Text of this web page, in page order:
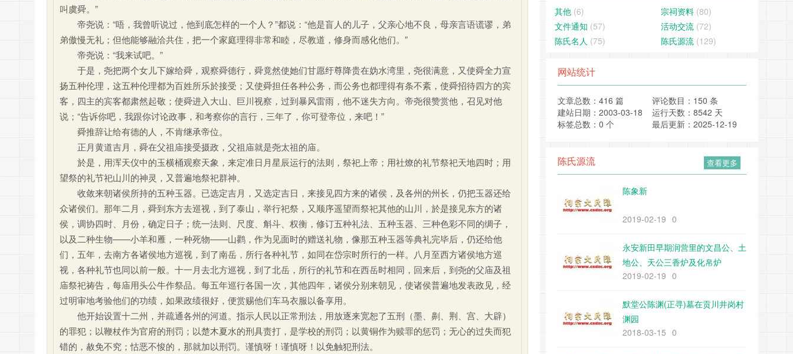
叫虞舜。”
帝尧说：“唔，我曾听说过，他到底怎样的一个人？”都说：“他是盲人的儿子，父亲心地不良，母亲言语谎谬，弟
弟傲慢无礼；但他能够融洽共住，把一个家庭理得非常和睦，尽教道，修身而感化他们。”
帝尧说：“我来试吧。”
于是，尧把两个女儿下嫁给舜，观察舜德行，舜竟然使她们甘愿纡尊降贵在妫水湾里，尧很满意，又使舜全力宣
扬五种伦理，这五种伦理都为百姓所乐於接受；又使舜担任各种公务，而公务也都理得有条不紊，使舜招待四方的宾
客，四主的宾客都肃然起敬；使舜进入大山、巨川视察，过到暴风雷雨，他不迷失方向。帝尧很赞赏他，召见对他
说；“告诉你吧，我跟你讨论政事，和考察你的言行，三年了，你可登帝位，来吧！”
舜推辞让给有德的人，不肯继承帝位。
正月黄道吉月，舜在父祖庙接受摄政，父祖庙就是尧太祖的庙。
於是，用浑天仪中的玉横桶观察天象，来定准日月星辰运行的法则，祭祀上帝；用社燎的礼节祭祀天地四时；用
望祭的礼节祀山川的神灵，又普遍地祭祀群神。
收敛来朝诸侯所持的五种玉器。已选定吉月，又选定吉日，来接见四方来的诸侯，及各州的州长，仍把玉器还给
众诸侯们。那年二月，舜到东方去巡视，到了泰山，举行祀祭，又顺序遥望而祭祀其他的山川，於是接见东方的诸
侯，调协四时、月份，确定日子；统一法则、尺度、斛斗、权衡，修订五种礼法、五种玉器、三种色彩不同的绸子，
以及二种生物——小羊和雁，一种死物——山鹳，作为见面时的赠送礼物，像那五种玉器等典礼完毕后，仍还给他
们，五年，去南方各诸侯地方巡视，到了南岳，所行各种礼节，如同在岱宗时所行的一样。八月至西方诸侯地方巡
视，各种礼节也同以前一般。十一月去北方巡视，到了北岳，所行的礼节和在西岳时相同，回来后，到尧的父庙及祖
庙祭祀祷告，每庙用头公牛作祭品。每五年巡行各国一次，其他四年，诸侯分别来朝见，使诸侯普遍地发表政见，经
过明审地考验他们的功绩，如果政绩很好，便赏赐他们车马衣服以备享用。
他开始设置十二州，并疏通各州的河道。指示人民以正常刑法，用放逐来宽恕了五刑（墨、劓、荆、宫、大辟）
的罪犯；以鞭杖作为官府的刑罚；以楚木夏水的刑具责打，是学校的刑罚；以黄铜作为赎罪的惩罚；无心的过失而犯
错的，赦免不究；怙恶不悛的，那就加以刑罚。谨慎呀！谨慎呀！以免触犯刑法。
其他 (6) 宗祠资料 (80)
文件通知 (57) 活动交流 (72)
陈氏名人 (75) 陈氏源流 (129)
网站统计
文章总数：416 篇
评论数目：150 条
建站日期：2003-03-18
运行天数：8542 天
标签总数：0 个
最后更新：2025-12-19
查看更多
陈氏源流
陈象新
2019-02-19 0
永安新田早期润营里的文昌公、土
地公、天公三香炉及化帛炉
2019-02-19 0
默堂公陈渊(正寻)墓在贡川井岗村
渊园
2018-03-15 0